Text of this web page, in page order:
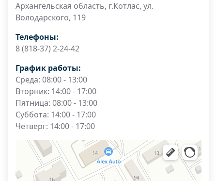
Архангельская область, г.Котлас, ул.
Володарского, 119
Телефоны:
8 (818-37) 2-24-42
График работы:
Среда: 08:00 - 13:00
Вторник: 14:00 - 17:00
Пятница: 08:00 - 13:00
Суббота: 14:00 - 17:00
Четверг: 14:00 - 17:00